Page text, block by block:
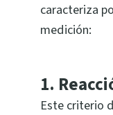
caracteriza
medición:
1.
Este criterio